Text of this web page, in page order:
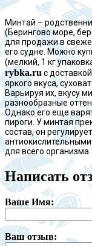
Минтай –
(Берингово море,
для продажи в
его судне. Можно
(мелкий, 1 кг
rybka.ru с
яркого вкуса,
Варьируя их, вкусу
разнообразные
Однако его еще
пироги. У минтая
состав, он
для всего организма
Написать
Ваше Имя:
Ваш отзыв: